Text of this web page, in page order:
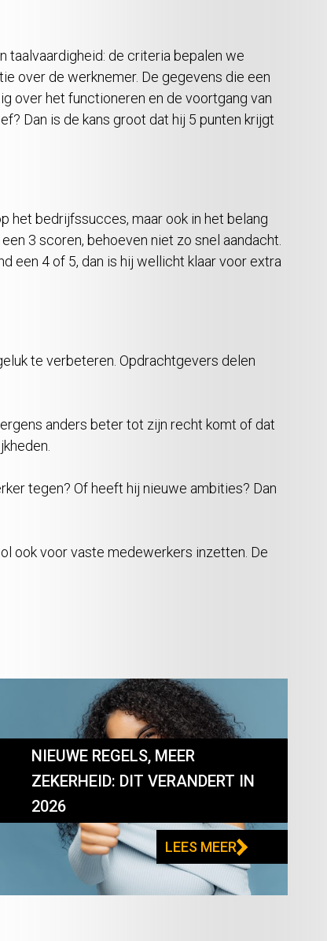
taalvaardigheid: de criteria bepalen we
over de werknemer. De gegevens die een
over het functioneren en de voortgang van
Dan is de kans groot dat hij 5 punten krijgt
het bedrijfssucces, maar ook in het belang
3 scoren, behoeven niet zo snel aandacht.
een 4 of 5, dan is hij wellicht klaar voor extra
te verbeteren. Opdrachtgevers delen
anders beter tot zijn recht komt of dat
tegen? Of heeft hij nieuwe ambities? Dan
ook voor vaste medewerkers inzetten. De
NIEUWE REGELS, MEER
ZEKERHEID: DIT VERANDERT IN
2026
LEES MEER